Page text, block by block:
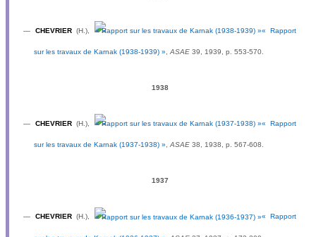
— CHEVRIER(H.), « Rapport
sur les travaux de Karnak (1938-1939) » ASAE 39, 1939, p. 553-570.
1938
— CHEVRIER(H.), « Rapport
sur les travaux de Karnak (1937-1938) »,ASAE 38, 1938, p. 567-608.
1937
— CHEVRIER(H.), « Rapport